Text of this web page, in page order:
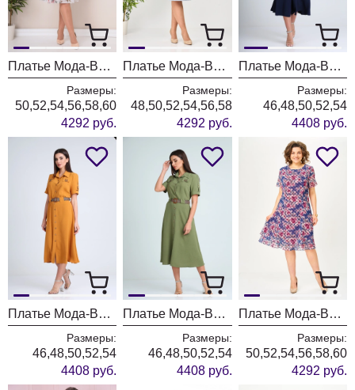
Платье Мода-Версаль 2383 молоко
Размеры:
50,52,54,56,58,60
4292 руб.
Платье Мода-Версаль 2393 синий полоска
Размеры:
48,50,52,54,56,58
4292 руб.
Платье Мода-Версаль 2298/темно-синий
Размеры:
46,48,50,52,54
4408 руб.
Платье Мода-Версаль 2298/горчица
Размеры:
46,48,50,52,54
4408 руб.
Платье Мода-Версаль 2298/хаки
Размеры:
46,48,50,52,54
4408 руб.
Платье Мода-Версаль 2383 индиго
Размеры:
50,52,54,56,58,60
4292 руб.